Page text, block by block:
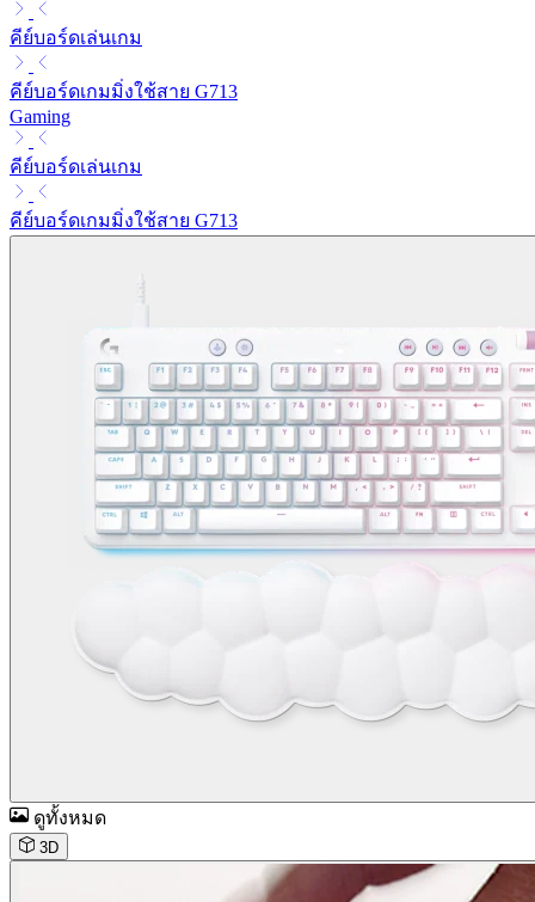
คีย์บอร์ดเล่นเกม
คีย์บอร์ดเกมมิ่งใช้สาย G713
Gaming
คีย์บอร์ดเล่นเกม
คีย์บอร์ดเกมมิ่งใช้สาย G713
ดูทั้งหมด
3D